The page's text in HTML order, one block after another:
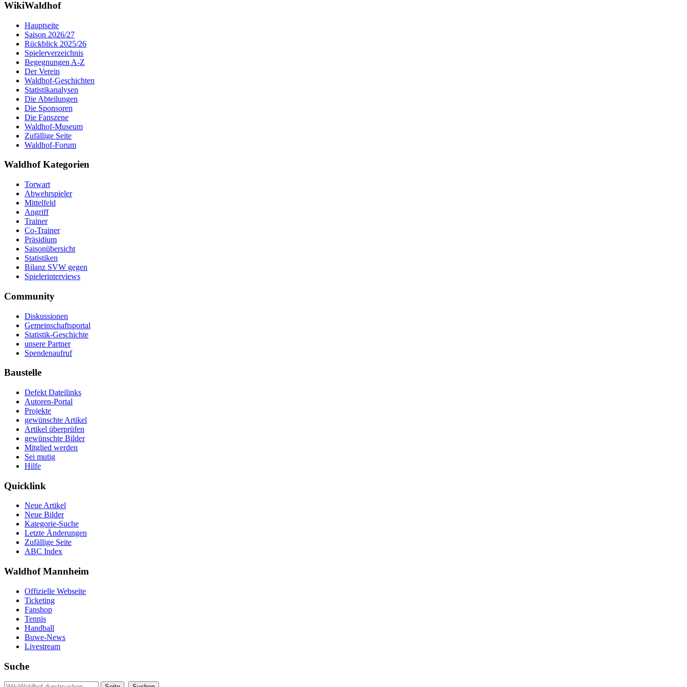
WikiWaldhof
Hauptseite
Saison 2026/27
Rückblick 2025/26
Spielerverzeichnis
Begegnungen A-Z
Der Verein
Waldhof-Geschichten
Statistikanalysen
Die Abteilungen
Die Sponsoren
Die Fanszene
Waldhof-Museum
Zufällige Seite
Waldhof-Forum
Waldhof Kategorien
Torwart
Abwehrspieler
Mittelfeld
Angriff
Trainer
Co-Trainer
Präsidium
Saisonübersicht
Statistiken
Bilanz SVW gegen
Spielerinterviews
Community
Diskussionen
Gemeinschaftsportal
Statistik-Geschichte
unsere Partner
Spendenaufruf
Baustelle
Defekt Dateilinks
Autoren-Portal
Projekte
gewünschte Artikel
Artikel überprüfen
gewünschte Bilder
Mitglied werden
Sei mutig
Hilfe
Quicklink
Neue Artikel
Neue Bilder
Kategorie-Suche
Letzte Änderungen
Zufällige Seite
ABC Index
Waldhof Mannheim
Offizielle Webseite
Ticketing
Fanshop
Tennis
Handball
Buwe-News
Livestream
Suche